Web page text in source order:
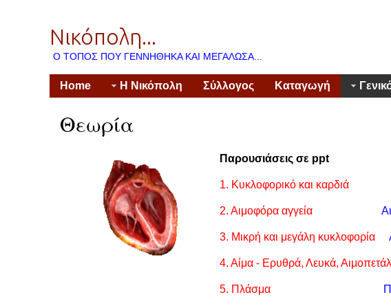
Νικόπολη...
Ο ΤΌΠΟΣ ΠΟΥ ΓΕΝΝΉΘΗΚΑ ΚΑΙ ΜΕΓΆΛΩΣΑ...
Home Η Νικόπολη Σύλλογος Καταγωγή
Θεωρία
Παρουσιάσεις
1. Κυκλοφορικό και καρδιά
2. Αιμοφόρα αγγεία
3. Μικρή και μεγάλη κυκλοφορία
4. Αίμα - Ερυθρά, Λευκά,
5. Πλάσμα